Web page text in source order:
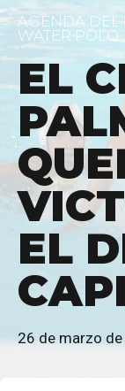
AGENDA DEL
WATER POLO
EL
EL
26 de marzo